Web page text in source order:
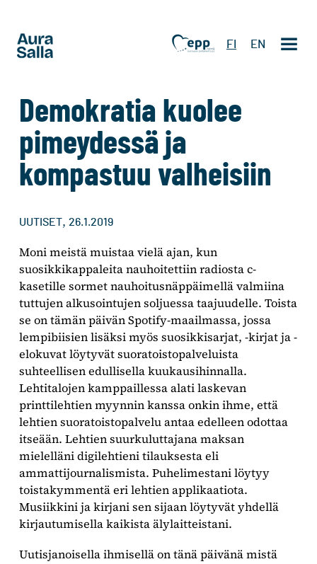
FI EN
Demokratia kuolee
pimeydessä ja
kompastuu valheisiin
UUTISET, 26.1.2019
Moni meistä muistaa vielä ajan, kun
suosikkikappaleita nauhoitettiin radiosta c-
kasetille sormet nauhoitusnäppäimellä valmiina
tuttujen alkusointujen soljuessa taajuudelle. Toista
se on tämän päivän Spotify-maailmassa, jossa
lempibiisien lisäksi myös suosikkisarjat, -kirjat ja -
elokuvat löytyvät suoratoistopalveluista
suhteellisen edullisella kuukausihinnalla.
Lehtitalojen kamppaillessa alati laskevan
printtilehtien myynnin kanssa onkin ihme, että
lehtien suoratoistopalvelu antaa edelleen odottaa
itseään. Lehtien suurkuluttajana maksan
mielelläni digilehtieni tilauksesta eli
ammattijournalismista. Puhelimestani löytyy
toistakymmentä eri lehtien applikaatiota.
Musiikkini ja kirjani sen sijaan löytyvät yhdellä
kirjautumisella kaikista älylaitteistani.
Uutisjanoisella ihmisellä on tänä päivänä mistä